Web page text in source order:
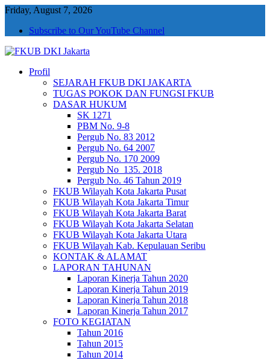
Friday, August 7, 2026
Subscribe to Our YouTube Channel
FKUB DKI Jakarta
Jakarta Aman, Jakarta Damai dan Rukun
Profil
SEJARAH FKUB DKI JAKARTA
TUGAS POKOK DAN FUNGSI FKUB
DASAR HUKUM
SK 1271
PBM No. 9-8
Pergub No. 83 2012
Pergub No. 64 2007
Pergub No. 170 2009
Pergub No_135. 2018
Pergub No. 46 Tahun 2019
FKUB Wilayah Kota Jakarta Pusat
FKUB Wilayah Kota Jakarta Timur
FKUB Wilayah Kota Jakarta Barat
FKUB Wilayah Kota Jakarta Selatan
FKUB Wilayah Kota Jakarta Utara
FKUB Wilayah Kab. Kepulauan Seribu
KONTAK & ALAMAT
LAPORAN TAHUNAN
Laporan Kinerja Tahun 2020
Laporan Kinerja Tahun 2019
Laporan Kinerja Tahun 2018
Laporan Kinerja Tahun 2017
FOTO KEGIATAN
Tahun 2016
Tahun 2015
Tahun 2014